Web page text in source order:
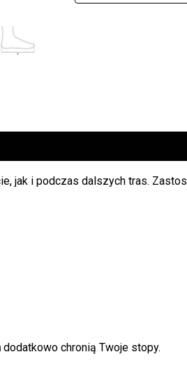
jak i podczas dalszych tras.
dodatkowo chronią Twoje stopy.